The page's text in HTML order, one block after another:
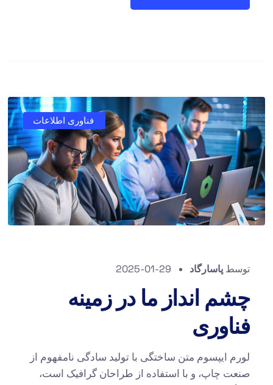
فناوری اطلاعات
توسط پاسارگاد 2025-01-29
چشم انداز ما در زمینه
فناوری
لورم ایپسوم متن ساختگی با تولید سادگی نامفهوم از
صنعت چاپ، و با استفاده از طراحان گرافیک است،